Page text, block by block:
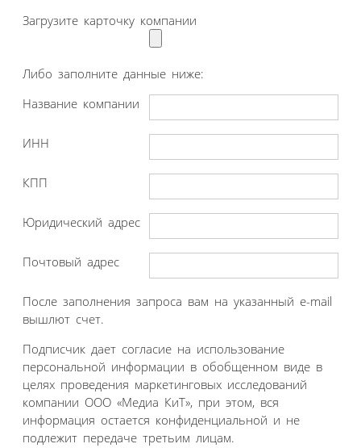
Загрузите карточку компании
Либо заполните данные ниже:
Название компании
ИНН
КПП
Юридический адрес
Почтовый адрес
После заполнения запроса вам на указанный e-mail
вышлют счет.
Подписчик дает согласие на использование
персональной информации в обобщенном виде в
целях проведения маркетинговых исследований
компании ООО «Медиа КиТ», при этом, вся
информация остается конфиденциальной и не
подлежит передаче третьим лицам.